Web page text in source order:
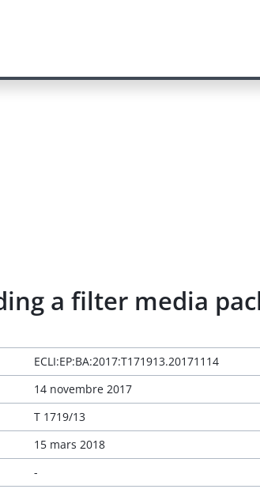
a filter media
ECLI:EP:BA:2017:T171913.20171114
14 novembre 2017
T 1719/13
15 mars 2018
-